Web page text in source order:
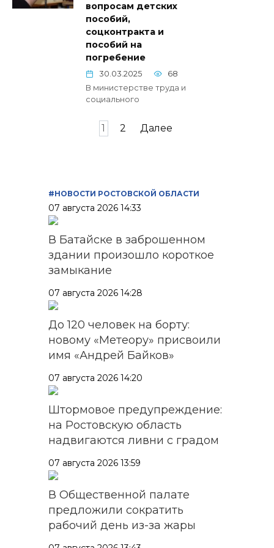
вопросам детских
пособий,
соцконтракта и
пособий на
погребение
30.03.2025
68
В министерстве труда и
социального
1 2 Далее
#НОВОСТИ РОСТОВСКОЙ ОБЛАСТИ
07 августа 2026 14:33
В Батайске в заброшенном
здании произошло короткое
замыкание
07 августа 2026 14:28
До 120 человек на борту:
новому «Метеору» присвоили
имя «Андрей Байков»
07 августа 2026 14:20
Штормовое предупреждение:
на Ростовскую область
надвигаются ливни с градом
07 августа 2026 13:59
В Общественной палате
предложили сократить
рабочий день из-за жары